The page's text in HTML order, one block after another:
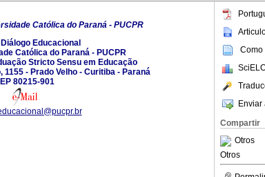
Como
Enviar
Compartir
Otros
Otros
Católica do Paraná - PUCPR
Educacional
Católica do Paraná - PUCPR
Stricto Sensu em Educação
- Prado Velho - Curitiba - Paraná
80215-901